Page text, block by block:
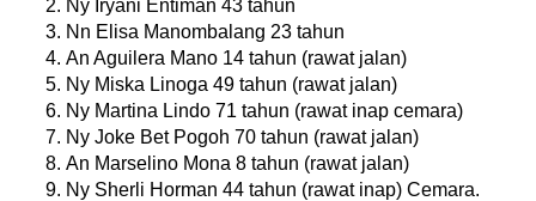
Ny Iryani Entiman 43 tahun
Nn Elisa Manombalang 23 tahun
An Aguilera Mano 14 tahun (rawat jalan)
Ny Miska Linoga 49 tahun (rawat jalan)
Ny Martina Lindo 71 tahun (rawat inap cemara)
Ny Joke Bet Pogoh 70 tahun (rawat jalan)
An Marselino Mona 8 tahun (rawat jalan)
Ny Sherli Horman 44 tahun (rawat inap) Cemara.